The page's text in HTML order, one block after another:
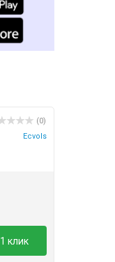
(0)
Ecvols
клик